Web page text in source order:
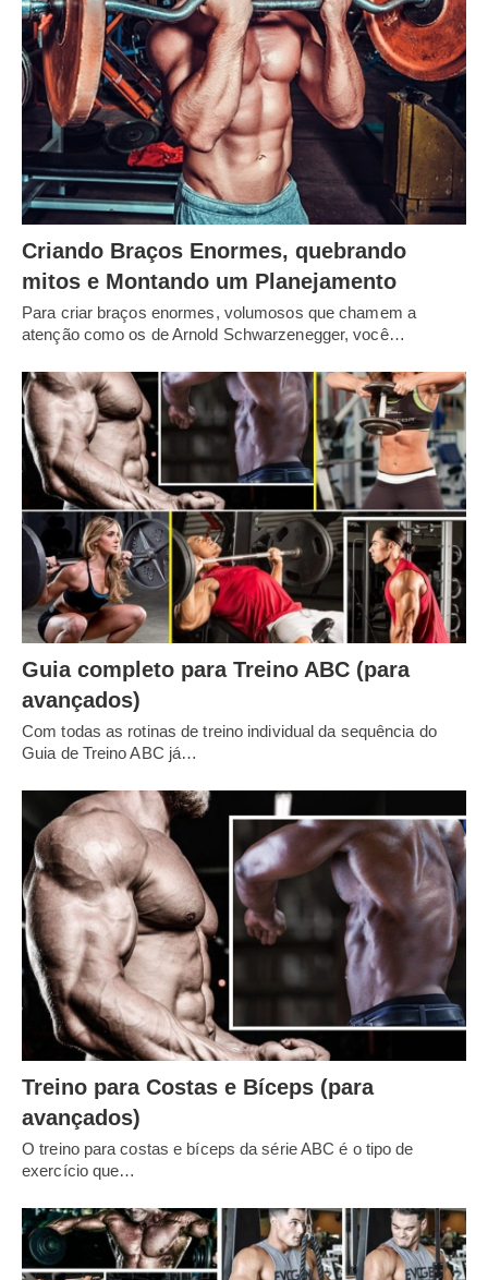
Criando Braços Enormes, quebrando
mitos e Montando um Planejamento
Para criar braços enormes, volumosos que chamem a
atenção como os de Arnold Schwarzenegger, você…
Guia completo para Treino ABC (para
avançados)
Com todas as rotinas de treino individual da sequência do
Guia de Treino ABC já…
Treino para Costas e Bíceps (para
avançados)
O treino para costas e bíceps da série ABC é o tipo de
exercício que…